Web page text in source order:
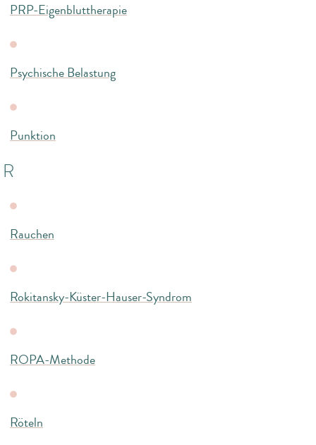
PRP-Eigenbluttherapie
Psychische Belastung
Punktion
R
Rauchen
Rokitansky-Küster-Hauser-Syndrom
ROPA-Methode
Röteln